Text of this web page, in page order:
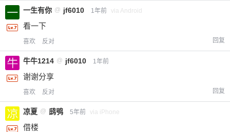
一生有你 @ jf6010 1年前 via Android
看一下
喜欢 反对 回复
牛牛1214 @ jf6010 1年前
谢谢分享
喜欢 反对 回复
凉夏 @ 鸱鸮 5年前 via iPhone
借楼